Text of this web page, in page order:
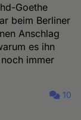
Goethe
beim Berliner
Anschlag
es ihn
immer
10